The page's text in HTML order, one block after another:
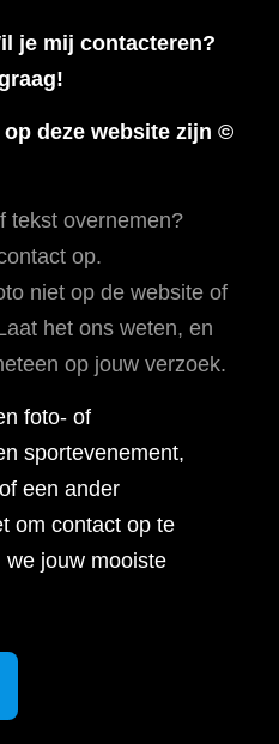
je mij contacteren?
op deze website zijn ©
tekst overnemen?
op.
niet op de website of
het ons weten, en
op jouw verzoek.
foto- of
sportevenement,
een ander
om contact op te
we jouw mooiste